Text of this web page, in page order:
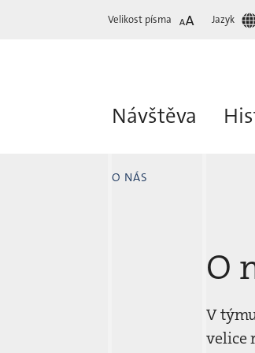
Velikost písma Jazyk
Návštěva
O NÁS
O
V
velice